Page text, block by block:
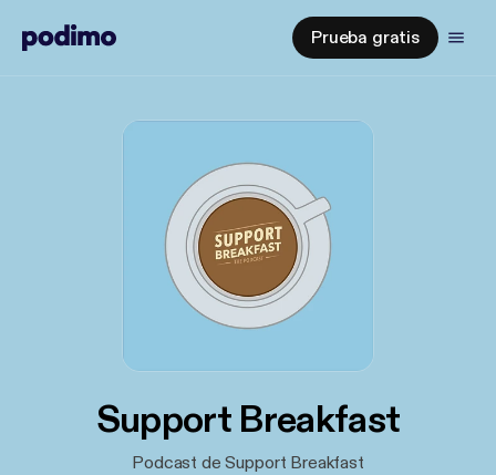
Prueba gratis
Support Breakfast
Podcast de Support Breakfast